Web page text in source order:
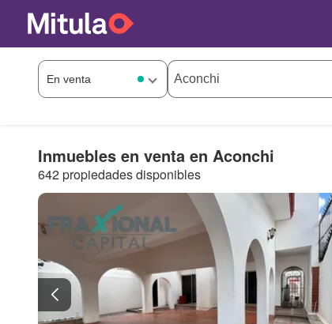
Inmuebles en venta en Aconchi
642 propiedades disponibles